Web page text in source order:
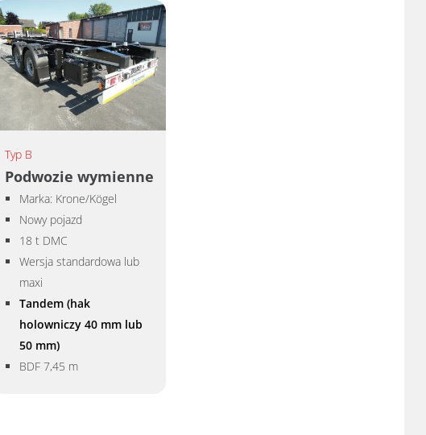
Typ B
Podwozie wymienne
Marka: Krone/Kögel
Nowy pojazd
18 t DMC
Wersja standardowa lub
maxi
Tandem (hak
holowniczy 40 mm lub
50 mm)
BDF 7,45 m